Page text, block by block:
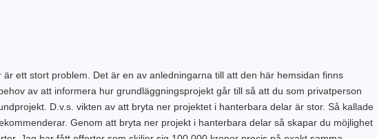
ett stort problem. Det är en av anledningarna till att den här hemsidan finns
av att informera hur grundläggningsprojekt går till så att du som privatperson
D.v.s. vikten av att bryta ner projektet i hanterbara delar är stor. Så kallade
Genom att bryta ner projekt i hanterbara delar så skapar du möjlighet